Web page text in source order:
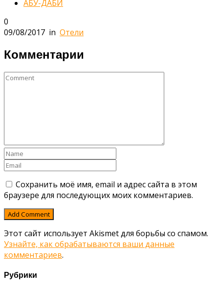
АБУ-ДАБИ
0
09/08/2017 in Отели
Комментарии
Сохранить моё имя, email и адрес сайта в этом
браузере для последующих моих комментариев.
Этот сайт использует Akismet для борьбы со спамом.
Узнайте, как обрабатываются ваши данные
комментариев.
Рубрики